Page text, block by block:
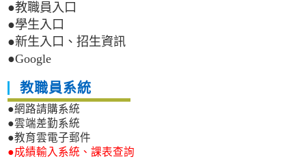
●教職員入口
●學生入口
●新生入口、招生資訊
●Google
教職員系統
●網路請購系統
●雲端差勤系統
●教育雲電子郵件
●成績輸入系統、課表查詢